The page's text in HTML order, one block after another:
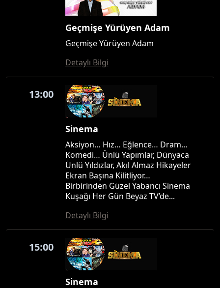
Geçmişe Yürüyen Adam
Geçmişe Yürüyen Adam
Detaylı Bilgi
13:00
Sinema
Aksiyon… Hız… Eğlence… Dram…
Komedi… Ünlü Yapımlar, Dünyaca
Ünlü Yıldızlar, Akıl Almaz Hikayeler
Ekran Başına Kilitliyor…
Birbirinden Güzel Yabancı Sinema
Kuşağı Her Gün Beyaz TV’de...
Detaylı Bilgi
15:00
Sinema